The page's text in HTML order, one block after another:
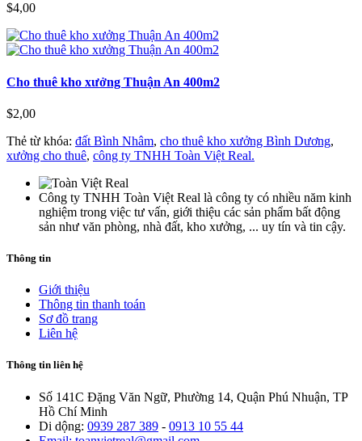
$4,00
Cho thuê kho xưởng Thuận An 400m2
$2,00
Thẻ từ khóa: đất Bình Nhâm, cho thuê kho xưởng Bình Dương,
xưởng cho thuê, công ty TNHH Toàn Việt Real.
Công ty TNHH Toàn Việt Real là công ty có nhiều năm kinh
nghiệm trong việc tư vấn, giới thiệu các sản phẩm bất động
sản như văn phòng, nhà đất, kho xưởng, ... uy tín và tin cậy.
Thông tin
Giới thiệu
Thông tin thanh toán
Sơ đồ trang
Liên hệ
Thông tin liên hệ
Số 141C Đặng Văn Ngữ, Phường 14, Quận Phú Nhuận, TP
Hồ Chí Minh
Di dộng: 0939 287 389 - 0913 10 55 44